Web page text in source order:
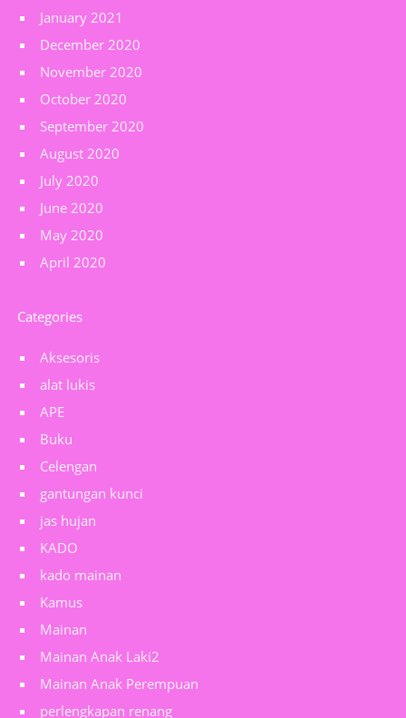
January 2021
December 2020
November 2020
October 2020
September 2020
August 2020
July 2020
June 2020
May 2020
April 2020
Categories
Aksesoris
alat lukis
APE
Buku
Celengan
gantungan kunci
jas hujan
KADO
kado mainan
Kamus
Mainan
Mainan Anak Laki2
Mainan Anak Perempuan
perlengkapan renang